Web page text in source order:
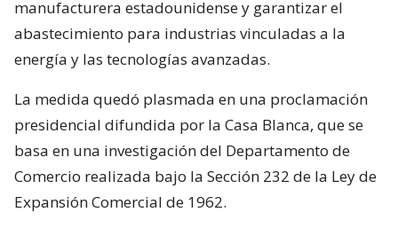
manufacturera estadounidense y garantizar el
abastecimiento para industrias vinculadas a la
energía y las tecnologías avanzadas.
La medida quedó plasmada en una proclamación
presidencial difundida por la Casa Blanca, que se
basa en una investigación del Departamento de
Comercio realizada bajo la Sección 232 de la Ley de
Expansión Comercial de 1962.